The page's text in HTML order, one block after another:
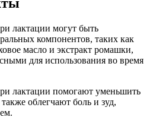
лактации могут быть
компонентов, таких как
масло и экстракт ромашки,
для использования во время
лактации помогают уменьшить
облегчают боль и зуд,